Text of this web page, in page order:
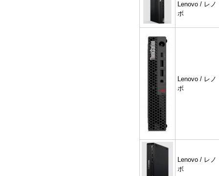
Lenovo / レノ
ボ
Lenovo / レノ
ボ
Lenovo / レノ
ボ